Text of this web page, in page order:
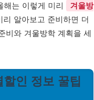
해는 이렇게 미리
겨울방
알아보고 준비하면 더
비와 겨울방학 계획을 세
인 정보 꿀팁